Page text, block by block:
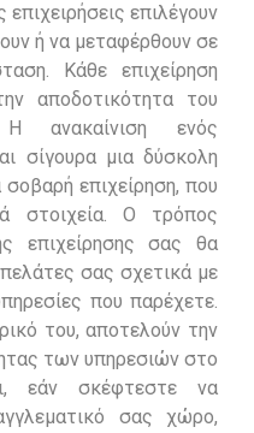
επιλέγουν
ή να μεταφέρθουν σε
Κάθε επιχείρηση
αποδοτικότητα του
ανακαίνιση ενός
σίγουρα μια δύσκολη
σοβαρή επιχείρηση, που
στοιχεία. Ο τρόπος
επιχείρησης σας θα
σας σχετικά με
που παρέχετε.
του, αποτελούν την
των υπηρεσιών στο
εάν σκέφτεστε να
σας χώρο,